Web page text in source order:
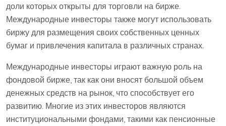
доли которых открыты для торговли на бирже.
Международные инвесторы также могут использовать
биржу для размещения своих собственных ценных
бумаг и привлечения капитала в различных странах.
Международные инвесторы играют важную роль на
фондовой бирже, так как они вносят большой объем
денежных средств на рынок, что способствует его
развитию. Многие из этих инвесторов являются
институциональными фондами, такими как пенсионные